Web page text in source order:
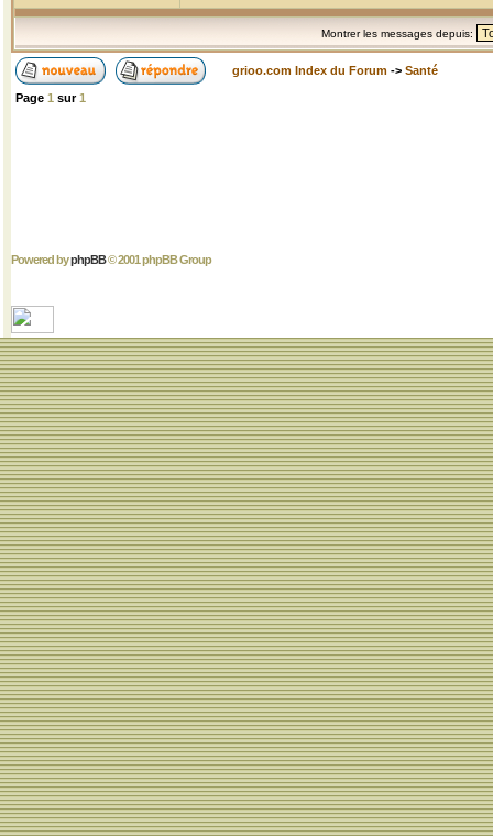
Montrer les messages depuis:
grioo.com Index du Forum -> Santé
Page 1 sur1
Powered byphpBB© 2001 phpBB Group